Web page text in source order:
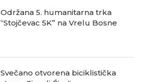
Održana 5. humanitarna trka
“Stojčevac 5K” na Vrelu Bosne
Svečano otvorena biciklistička